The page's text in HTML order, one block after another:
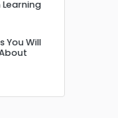
You Will